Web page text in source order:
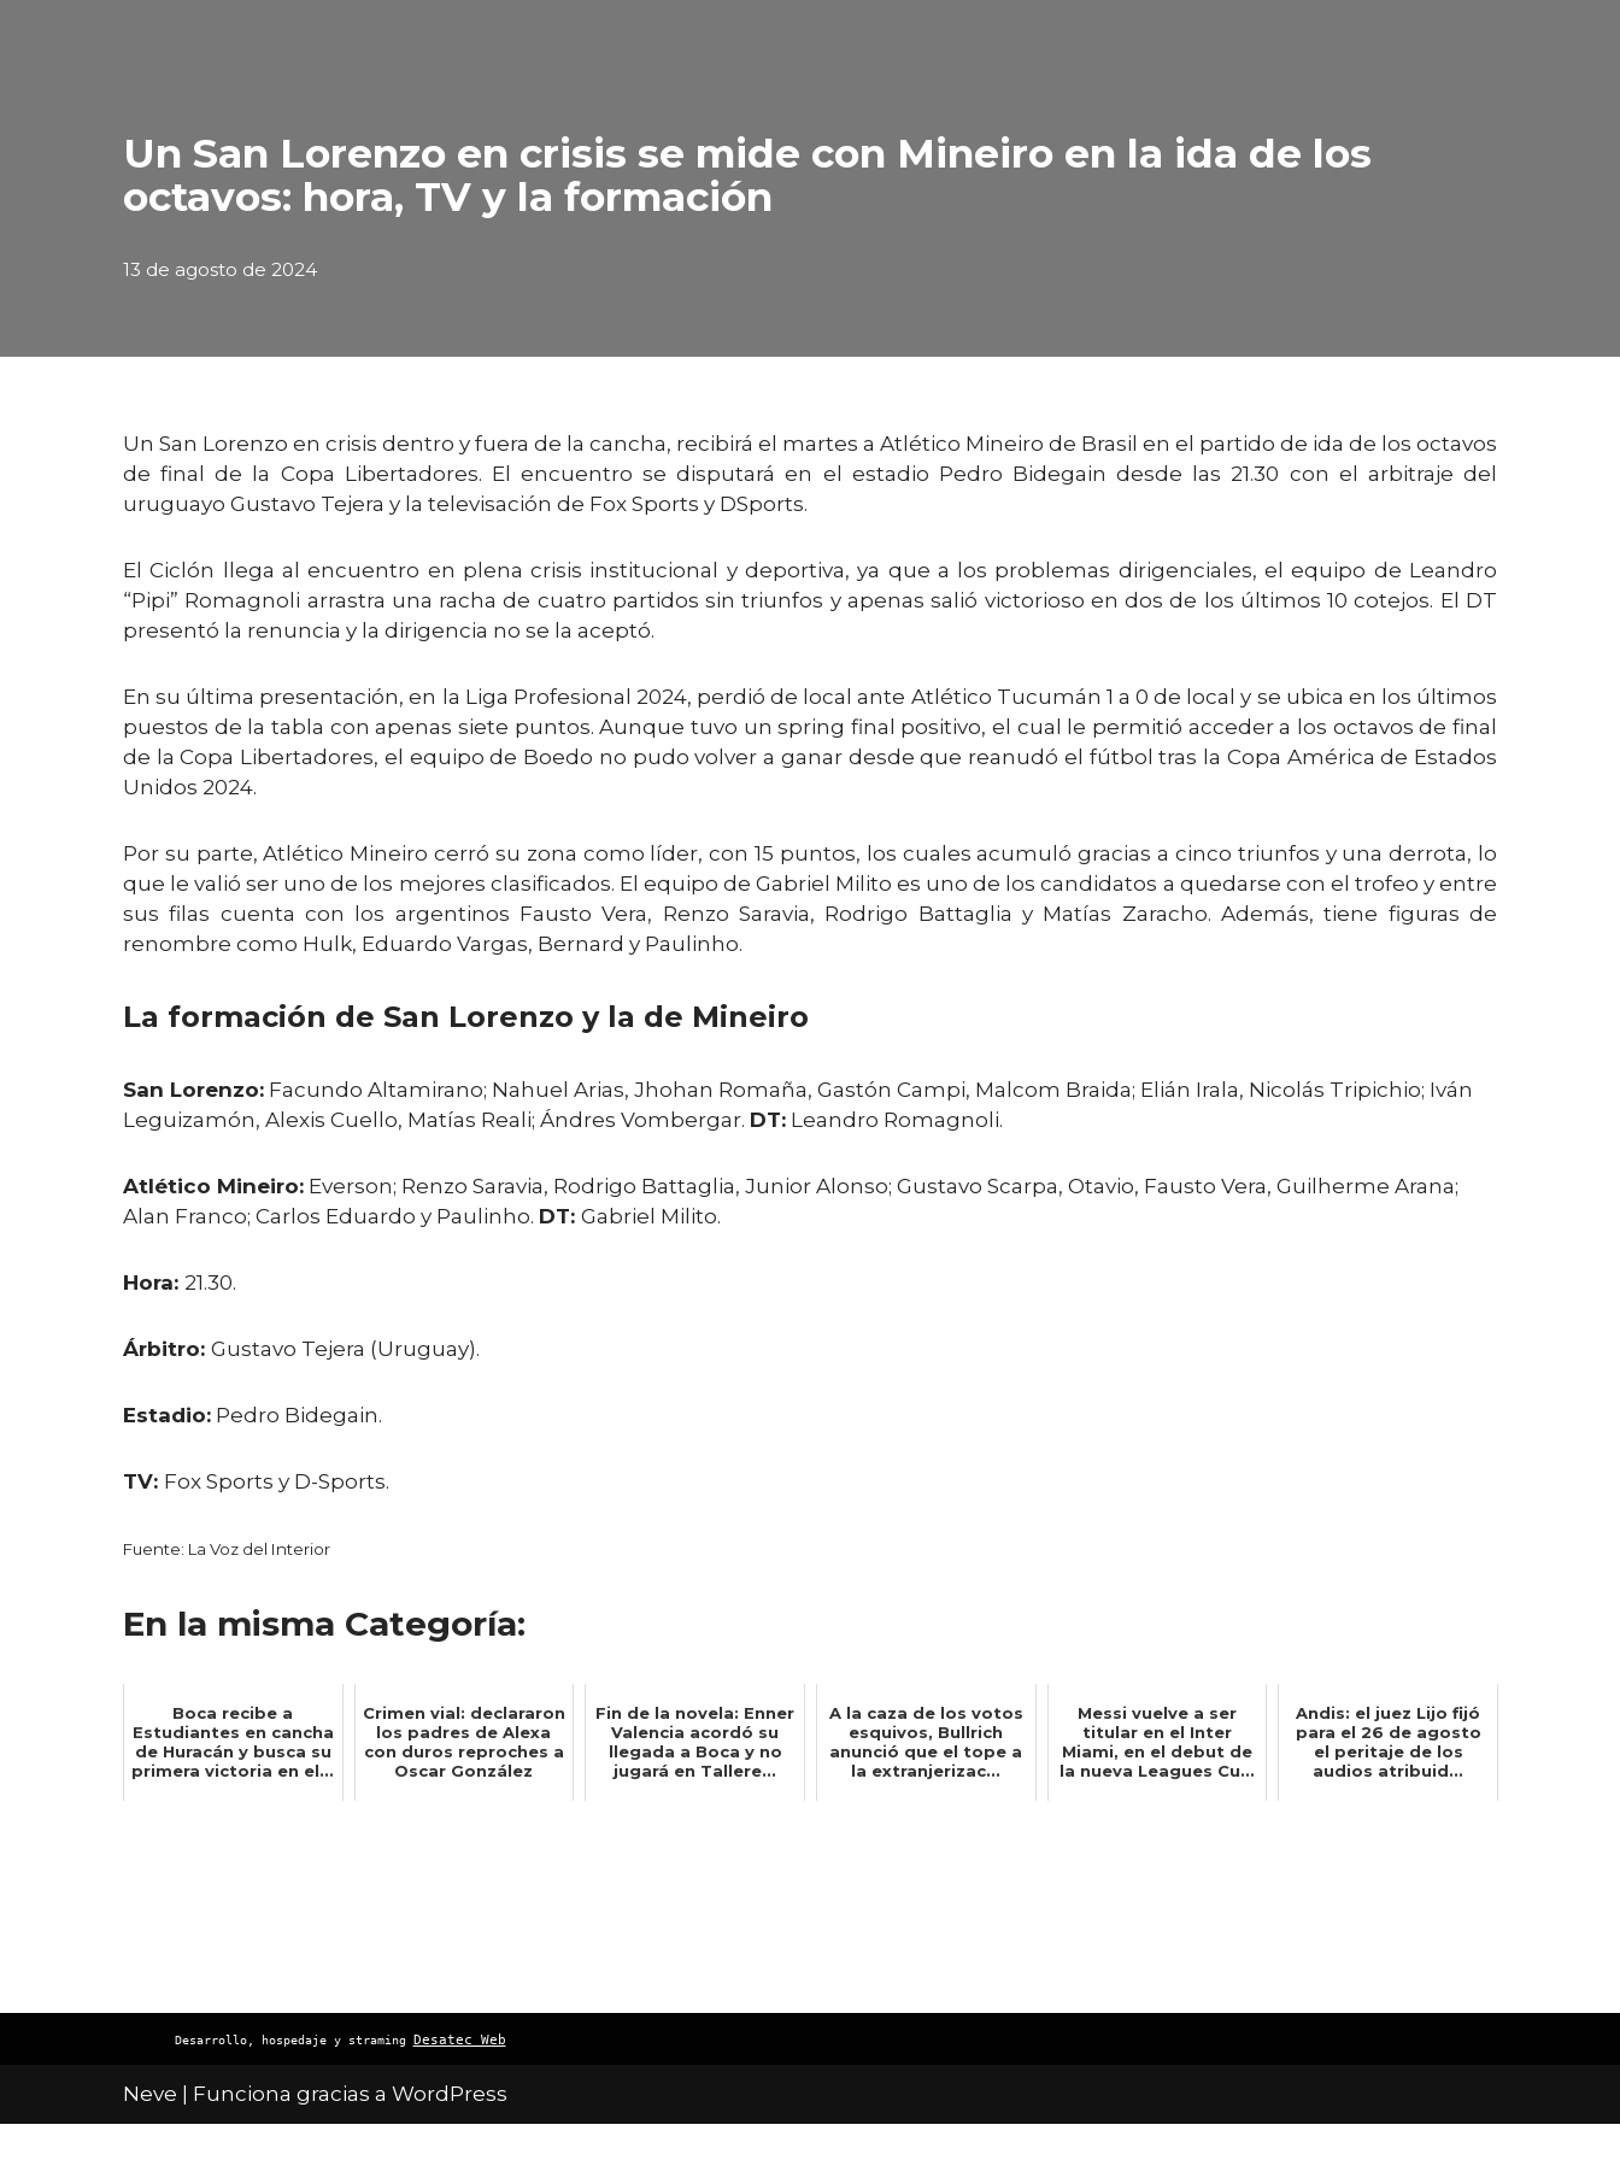
Un San Lorenzo en crisis se mide con Mineiro en la ida de los
octavos: hora, TV y la formación
13 de agosto de 2024
Un San Lorenzo en crisis dentro y fuera de la cancha, recibirá el martes a Atlético Mineiro de Brasil en el partido de ida de los octavos
de final de la Copa Libertadores. El encuentro se disputará en el estadio Pedro Bidegain desde las 21.30 con el arbitraje del
uruguayo Gustavo Tejera y la televisación de Fox Sports y DSports.
El Ciclón llega al encuentro en plena crisis institucional y deportiva, ya que a los problemas dirigenciales, el equipo de Leandro
“Pipi” Romagnoli arrastra una racha de cuatro partidos sin triunfos y apenas salió victorioso en dos de los últimos 10 cotejos. El DT
presentó la renuncia y la dirigencia no se la aceptó.
En su última presentación, en la Liga Profesional 2024, perdió de local ante Atlético Tucumán 1 a 0 de local y se ubica en los últimos
puestos de la tabla con apenas siete puntos. Aunque tuvo un spring final positivo, el cual le permitió acceder a los octavos de final
de la Copa Libertadores, el equipo de Boedo no pudo volver a ganar desde que reanudó el fútbol tras la Copa América de Estados
Unidos 2024.
Por su parte, Atlético Mineiro cerró su zona como líder, con 15 puntos, los cuales acumuló gracias a cinco triunfos y una derrota, lo
que le valió ser uno de los mejores clasificados. El equipo de Gabriel Milito es uno de los candidatos a quedarse con el trofeo y entre
sus filas cuenta con los argentinos Fausto Vera, Renzo Saravia, Rodrigo Battaglia y Matías Zaracho. Además, tiene figuras de
renombre como Hulk, Eduardo Vargas, Bernard y Paulinho.
La formación de San Lorenzo y la de Mineiro
San Lorenzo: Facundo Altamirano; Nahuel Arias, Jhohan Romaña, Gastón Campi, Malcom Braida; Elián Irala, Nicolás Tripichio; Iván
Leguizamón, Alexis Cuello, Matías Reali; Ándres Vombergar. DT: Leandro Romagnoli.
Atlético Mineiro: Everson; Renzo Saravia, Rodrigo Battaglia, Junior Alonso; Gustavo Scarpa, Otavio, Fausto Vera, Guilherme Arana;
Alan Franco; Carlos Eduardo y Paulinho. DT: Gabriel Milito.
Hora: 21.30.
Árbitro: Gustavo Tejera (Uruguay).
Estadio: Pedro Bidegain.
TV: Fox Sports y D-Sports.
Fuente: La Voz del Interior
En la misma Categoría:
Boca recibe a
Estudiantes en cancha
de Huracán y busca su
primera victoria en el...
Crimen vial: declararon
los padres de Alexa
con duros reproches a
Oscar González
Fin de la novela: Enner
Valencia acordó su
llegada a Boca y no
jugará en Tallere...
A la caza de los votos
esquivos, Bullrich
anunció que el tope a
la extranjerizac...
Messi vuelve a ser
titular en el Inter
Miami, en el debut de
la nueva Leagues Cu...
Andis: el juez Lijo fijó
para el 26 de agosto
el peritaje de los
audios atribuid...
Desarrollo, hospedaje y straming Desatec Web
Neve | Funciona gracias a WordPress